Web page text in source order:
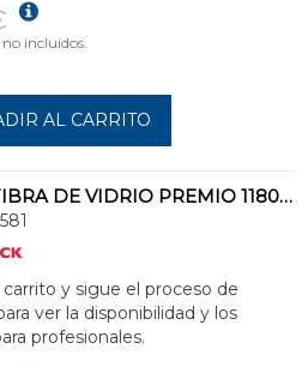
incluidos.
AL CARRITO
CINTA FIBRA DE VIDRIO PREMIO 1180 15mmx33m 0,18mm BLANCO
carrito y sigue el proceso de
ver la disponibilidad y los
profesionales.